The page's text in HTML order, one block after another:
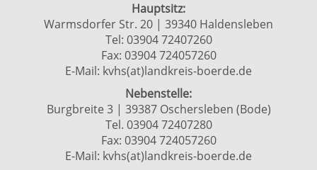
Hauptsitz:
Warmsdorfer Str. 20 | 39340 Haldensleben
Tel: 03904 72407260
Fax: 03904 724057260
E-Mail: kvhs(at)landkreis-boerde.de
Nebenstelle:
Burgbreite 3 | 39387 Oschersleben (Bode)
Tel. 03904 72407280
Fax: 03904 724057260
E-Mail: kvhs(at)landkreis-boerde.de